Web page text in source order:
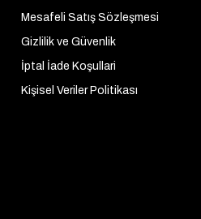
Mesafeli Satış Sözleşmesi
Gizlilik ve Güvenlik
İptal İade Koşullari
Kişisel Veriler Politikası